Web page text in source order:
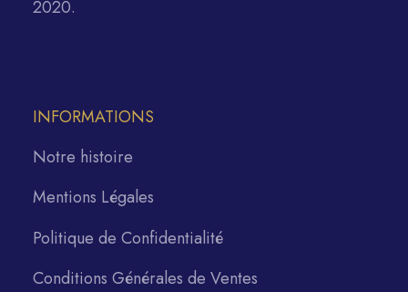
2020.
INFORMATIONS
Notre histoire
Mentions Légales
Politique de Confidentialité
Conditions Générales de Ventes